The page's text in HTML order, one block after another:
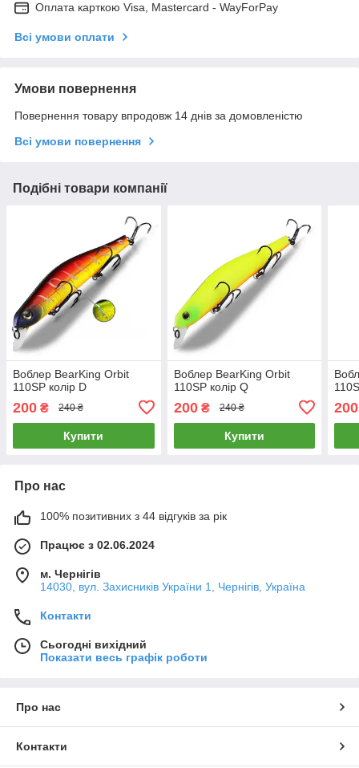
Оплата карткою Visa, Mastercard - WayForPay
Всі умови оплати
Умови повернення
Повернення товару впродовж 14 днів за домовленістю
Всі умови повернення
Подібні товари компанії
Воблер BearKing Orbit
110SP колір D
200 ₴ 240 ₴
Купити
Воблер BearKing Orbit
110SP колір Q
200₴ 240 ₴
Купити
200
Про нас
100% позитивних з 44 відгуків за рік
Працює з 02.06.2024
м. Чернігів
14030, вул. Захисників України 1, Чернігів, Україна
Контакти
Сьогодні вихідний
Показати весь графік роботи
Про нас
Контакти